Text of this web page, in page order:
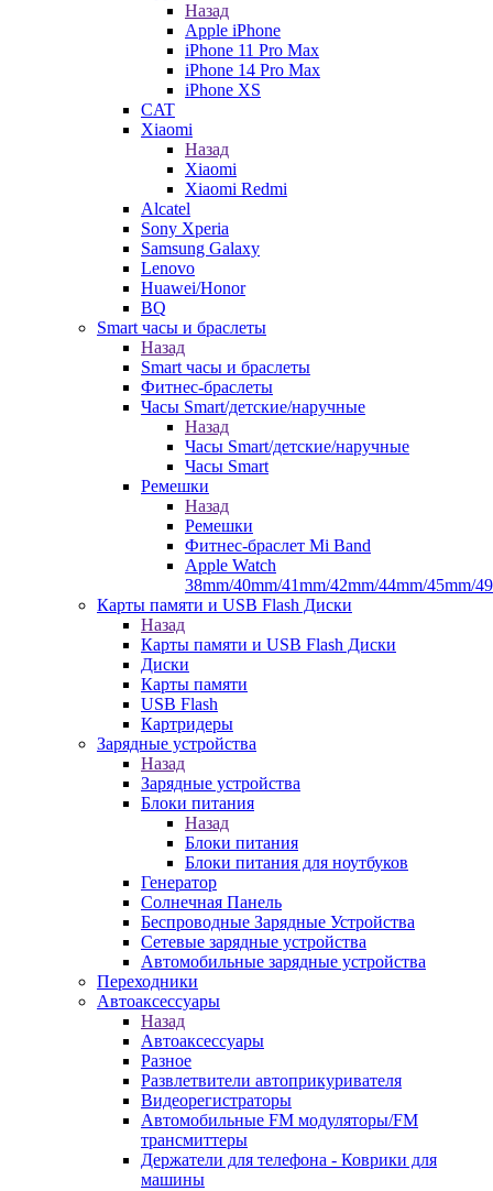
Назад
Apple iPhone
iPhone 11 Pro Max
iPhone 14 Pro Max
iPhone XS
CAT
Xiaomi
Назад
Xiaomi
Xiaomi Redmi
Alcatel
Sony Xperia
Samsung Galaxy
Lenovo
Huawei/Honor
BQ
Smart часы и браслеты
Назад
Smart часы и браслеты
Фитнес-браслеты
Часы Smart/детские/наручные
Назад
Часы Smart/детские/наручные
Часы Smart
Ремешки
Назад
Ремешки
Фитнес-браслет Mi Band
Apple Watch
38mm/40mm/41mm/42mm/44mm/45mm/
Карты памяти и USB Flash Диски
Назад
Карты памяти и USB Flash Диски
Диски
Карты памяти
USB Flash
Картридеры
Зарядные устройства
Назад
Зарядные устройства
Блоки питания
Назад
Блоки питания
Блоки питания для ноутбуков
Генератор
Солнечная Панель
Беспроводные Зарядные Устройства
Сетевые зарядные устройства
Автомобильные зарядные устройства
Переходники
Автоаксессуары
Назад
Автоаксессуары
Разное
Развлетвители автоприкуривателя
Видеорегистраторы
Автомобильные FM модуляторы/FM
трансмиттеры
Держатели для телефона - Коврики для
машины